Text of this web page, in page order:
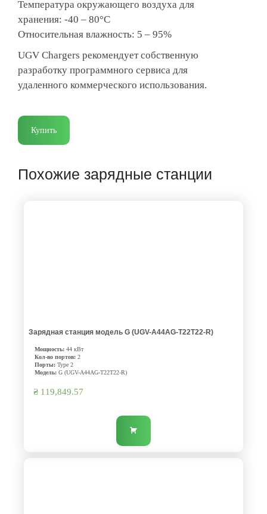
Температура окружающего воздуха для
хранения: -40 – 80°C
Относительная влажность: 5 – 95%
UGV Chargers рекомендует собственную
разработку программного сервиса для
удаленного коммерческого использования.
Купить
Похожие зарядные станции
Зарядная станция модель G (UGV-A44AG-T22T22-R)
Мощность: 44 кВт
Кол-во портов: 2
Порты: Type 2
Модель: G (UGV-A44AG-T22T22-R)
₴ 119,849.57